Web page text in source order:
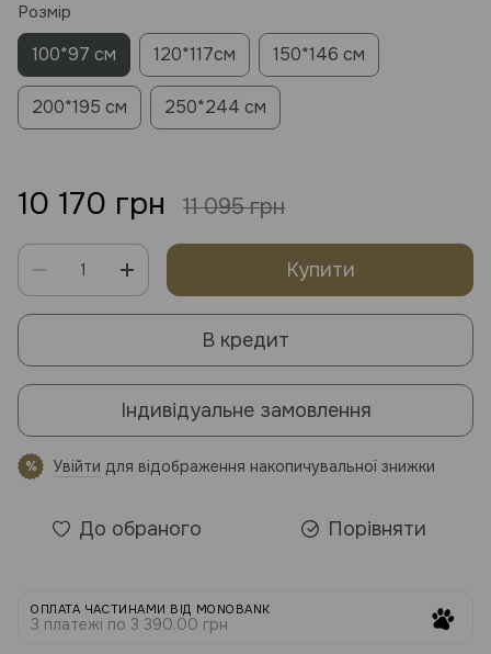
Розмір
100*97 см 120*117см 150*146 см
200*195 см 250*244 см
10 170 грн 11 095 грн
Купити
В кредит
Індивідуальне замовлення
% Увійти для відображення накопичувальної знижки
До обраного Порівняти
ОПЛАТА ЧАСТИНАМИ ВІД MONOBANK
3 платежі по 3 390.00 грн